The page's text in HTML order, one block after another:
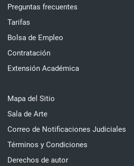
Preguntas frecuentes
Tarifas
Bolsa de Empleo
Contratación
Extensión Académica
Mapa del Sitio
Sala de Arte
Correo de Notificaciones Judiciales
Términos y Condiciones
Derechos de autor